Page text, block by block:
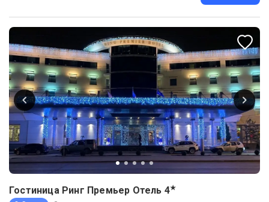
Гостиница Ринг Премьер Отель 4★